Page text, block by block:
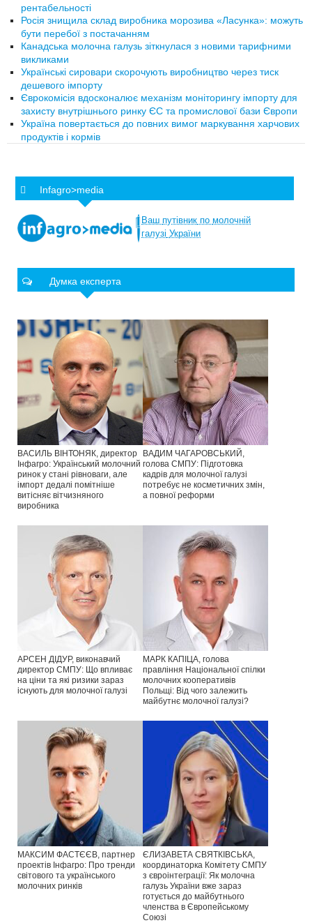
рентабельності
Росія знищила склад виробника морозива «Ласунка»: можуть
бути перебої з постачанням
Канадська молочна галузь зіткнулася з новими тарифними
викликами
Українські сировари скорочують виробництво через тиск
дешевого імпорту
Єврокомісія вдосконалює механізм моніторингу імпорту для
захисту внутрішнього ринку ЄС та промислової бази Європи
Україна повертається до повних вимог маркування харчових
продуктів і кормів
Infagro>media
Ваш путівник по молочній
галузі України
Думка експерта
ВАСИЛЬ ВІНТОНЯК, директор
Інфагро: Український молочний
ринок у стані рівноваги, але
імпорт дедалі помітніше
витісняє вітчизняного
виробника
ВАДИМ ЧАГАРОВСЬКИЙ,
голова СМПУ: Підготовка
кадрів для молочної галузі
потребує не косметичних змін,
а повної реформи
АРСЕН ДІДУР, виконавчий
директор СМПУ: Що впливає
на ціни та які ризики зараз
існують для молочної галузі
МАРК КАПІЦА, голова
правління Національної спілки
молочних кооперативів
Польщі: Від чого залежить
майбутнє молочної галузі?
МАКСИМ ФАСТЄЄВ, партнер
проектів Інфагро: Про тренди
світового та українського
молочних ринків
ЄЛИЗАВЕТА СВЯТКІВСЬКА,
координаторка Комітету СМПУ
з євроінтеграції: Як молочна
галузь України вже зараз
готується до майбутнього
членства в Європейському
Союзі